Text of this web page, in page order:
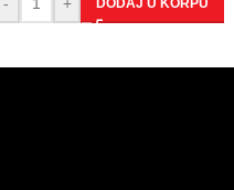
DODAJ U KORPU